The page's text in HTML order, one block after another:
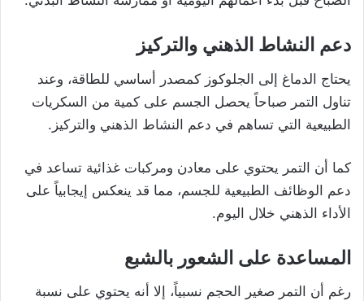
دعم النشاط الذهني والتركيز
يحتاج الدماغ إلى الجلوكوز كمصدر أساسي للطاقة، وعند
تناول التمر صباحاً يحصل الجسم على كمية من السكريات
الطبيعية التي تساهم في دعم النشاط الذهني والتركيز.
كما أن التمر يحتوي على معادن ومركبات غذائية تساعد في
دعم الوظائف الطبيعية للجسم، مما قد ينعكس إيجابياً على
الأداء الذهني خلال اليوم.
المساعدة على الشعور بالشبع
رغم أن التمر صغير الحجم نسبياً، إلا أنه يحتوي على نسبة